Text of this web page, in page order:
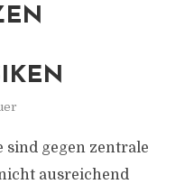
in und um
sind gegen zentrale
ausreichend